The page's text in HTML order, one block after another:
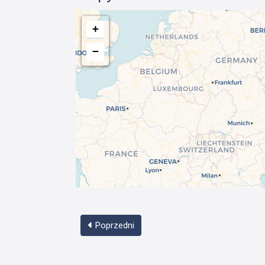
+
−
Poprzedni